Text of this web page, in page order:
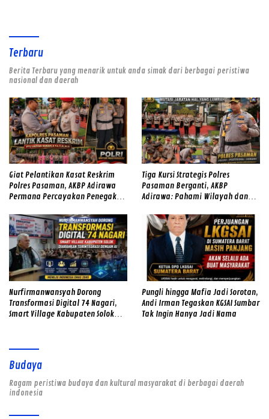
Terbaru
Berita Terbaru yang menarik untuk anda simak dari berbagai peristiwa
nasional dan daerah
Giat Pelantikan Kasat Reskrim
Polres Pasaman, AKBP Adirawa
Permana Percayakan Penegakan
Hawari
Tiga Kursi Strategis Polres
Pasaman Berganti, AKBP
Adirawa: Pahami Wilayah dan
Nurfirmanwansyah Dorong
Transformasi Digital 74 Nagari,
Smart Village Kabupaten Solok
Pungli hingga Mafia Jadi Sorotan,
Andi Irman Tegaskan KGSAI Sumbar
Tak Ingin Hanya Jadi Nama
Budaya
Ragam peristiwa budaya dan kultural masyarakat di berbagai daerah
indonesia